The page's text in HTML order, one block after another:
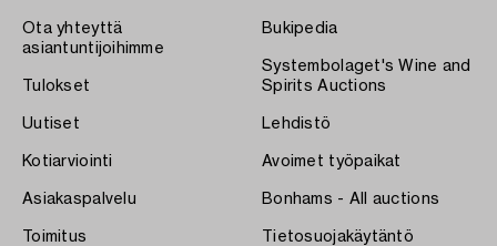
Ota yhteyttä
asiantuntijoihimme
Tulokset
Uutiset
Kotiarviointi
Asiakaspalvelu
Toimitus
Bukipedia
Systembolaget's Wine and
Spirits Auctions
Lehdistö
Avoimet työpaikat
Bonhams - All auctions
Tietosuojakäytäntö